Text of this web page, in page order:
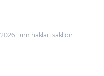
Tüm hakları saklıdır.